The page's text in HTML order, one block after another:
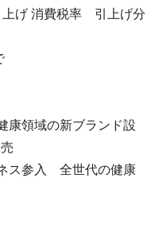
上げ 消費税率 引上げ分
領域の新ブランド設
ス参入 全世代の健康